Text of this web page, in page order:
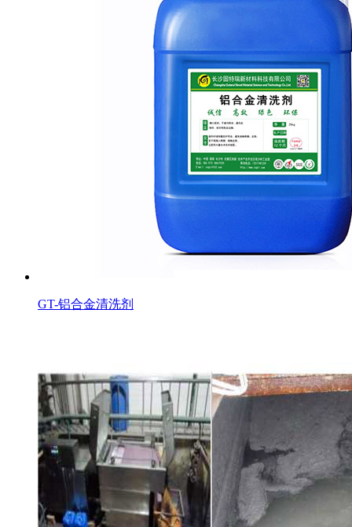
GT-铝合金清洗剂